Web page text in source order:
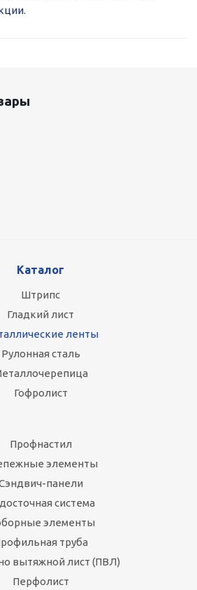
Каталог
Штрипс
Гладкий лист
ленты
Рулонная сталь
Гофролист
Профнастил
элементы
панели
система
элементы
труба
вытяжной лист (ПВЛ)
Перфолист